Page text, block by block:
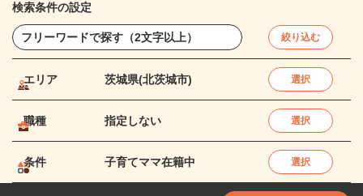
検索条件の設定
絞り込む
エリア 茨城県(北茨城市) 選択
職種 指定しない 選択
条件 子育てママ在籍中 選択